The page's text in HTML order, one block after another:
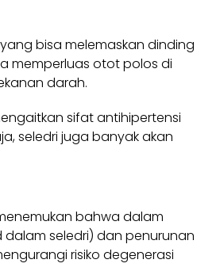
bisa melemaskan dinding
memperluas otot polos di
darah.
sifat antihipertensi
seledri juga banyak akan
bahwa dalam
seledri) dan penurunan
risiko degenerasi